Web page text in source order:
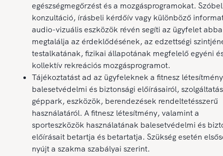
egészségmegőrzést és a mozgásprogramokat.
konzultáció, írásbeli kérdőív vagy különböző
audio-vizuális eszközök révén segíti az ügyfelet
megtalálja az érdeklődésének, az edzettségi
testalkatának, fizikai állapotának megfelelő egyéni
kollektív rekreációs mozgásprogramot.
Tájékoztatást ad az ügyfeleknek a fitnesz létesítmény
balesetvédelmi és biztonsági előírásairól,
géppark, eszközök, berendezések rendeltetésszerű
használatáról. A fitnesz létesítmény, valamint a
sporteszközök használatának balesetvédelmi és
előírásait betartja és betartatja. Szükség esetén
nyújt a szakma szabályai szerint.